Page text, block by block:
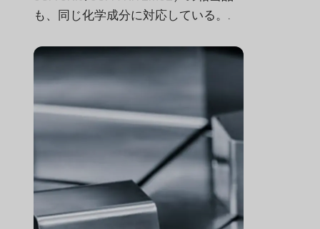
も、同じ化学成分に対応している。.